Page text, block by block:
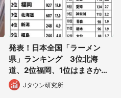
発表！日本全国「ラーメン
県」ランキング 3位北海
道、2位福岡、1位はまさか
の... Jタウン研究所